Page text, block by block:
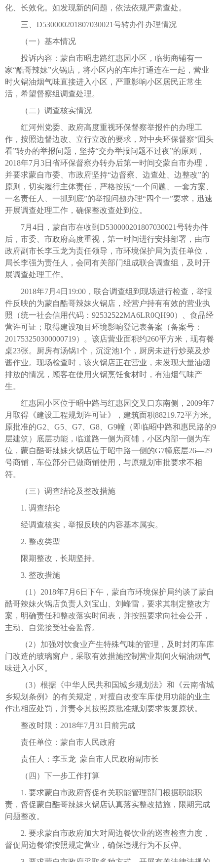
化、长效化。如发现新的问题，依法依规严肃查处。
三、D530000201807030021号转办件办理情况
（一）基本情况
投诉内容：蒙自市昭忠路红惠园小区，临街商铺有一
家“酷哥辣妹”火锅店，将小区内的车库打通连在一起，营业
时火锅油烟气味直接进入小区，严重影响小区居民正常生
活，希望督察组调查处理。
（二）调查核实情况
红河州党委、政府高度重视环保督察举报件的办理工
作，按照边督边改、立行立改的要求，对中央环保督察“回头
看”转办的举报问题，坚持“交办举报问题不过夜”的原则，
2018年7月3日省环保督察办转办后第一时间交蒙自市办理，
并要求蒙自市委、市政府坚持“边督察、边查处、边整改”的
原则，切实履行主体责任，严格按照“一个问题、一套方案、
一名责任人、一抓到底”的举报问题办理“四个一”要求，迅速
开展调查处理工作，确保整改查处到位。
7月4日，蒙自市在收到D530000201807030021号转办件
后，市委、市政府高度重视，第一时间进行安排部署，由市
政府副市长李玉龙为责任领导，市环境保护局为责任单位，
局长李强为责任人，会同有关部门组成联合调查组，及时开
展调查处理工作。
2018年7月4日19:00，联合调查组到现场进行检查，举报
件反映的为蒙自酷哥辣妹火锅店，经营户持有有效的营业执
照（统一社会信用代码：92532522MA6LR0QH90）、食品经
营许可证；取得建设项目环境影响登记表备案（备案号：
201753250300000719）。该店营业面积约260平方米，现有餐
桌23张。厨房有汤锅1个，沉淀池1个，厨房未进行炒菜及炒
酱作业。现场检查时，该火锅店正在营业，未发现大量油烟
排放的情况，顾客在使用火锅烹饪食材时，有油烟气味产
生。
红惠园小区位于昭中路与红惠园交叉口东南侧，2009年7
月取得《建设工程规划许可证》，建筑面积88219.72平方米。
原批准的G2、G5、G7、G8、G9幢（即临昭中路和惠民路的9
层建筑）底层功能，临道路一侧为商铺，小区内部一侧为车
位，蒙自酷哥辣妹火锅店位于昭中路一侧的G7幢底层26—29
号商铺，车位部分已做商铺使用，与原规划审批要求不相
符。
（三）调查结论及整改措施
1. 调查结论
经调查核实，举报反映的内容基本属实。
2. 整改类型
限期整改，长期坚持。
3. 整改措施
（1）2018年7月6日下午，蒙自市环境保护局约谈了蒙自
酷哥辣妹火锅店负责人刘宝山、刘峰雷，要求其制定整改方
案，明确责任和整改落实时间表，并按照要求向社会公开，
主动、自觉接受社会监督。
（2）加强对饮食业产生特殊气味的管理，及时封闭车库
门改造的玻璃窗户，采取有效措施控制营业期间火锅油烟气
味进入小区。
（3）根据《中华人民共和国城乡规划法》和《云南省城
乡规划条例》的有关规定，对擅自改变车库使用功能的业主
作出相应处罚，并责令其按照原批准规划要求恢复原状。
整改时限：2018年7月31日前完成
责任单位：蒙自市人民政府
责任人：李玉龙 蒙自市人民政府副市长
（四）下一步工作打算
1. 要求蒙自市政府督促有关职能管理部门根据职能职
责，督促蒙自酷哥辣妹火锅店认真落实整改措施，限期完成
问题整改。
2. 要求蒙自市政府加大对周边餐饮业的巡查检查力度，
督促周边餐馆按照规定营业，确保违规行为不反弹。